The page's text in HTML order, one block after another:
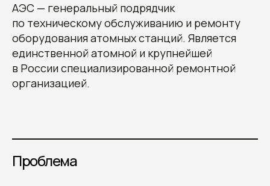
АЭС — генеральный подрядчик
по техническому обслуживанию и ремонту
оборудования атомных станций. Является
единственной атомной и крупнейшей
в России специализированной ремонтной
организацией.
Проблема